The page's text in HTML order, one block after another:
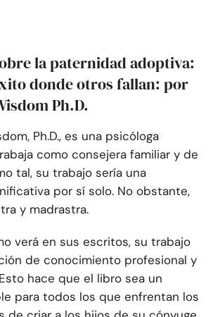
la paternidad adoptiva:
donde otros fallan: por
Ph.D.
Ph.D., es una psicóloga
como consejera familiar y de
tal, su trabajo sería una
por sí solo. No obstante,
y madrastra.
verá en sus escritos, su trabajo
de conocimiento profesional y
hace que el libro sea un
para todos los que enfrentan los